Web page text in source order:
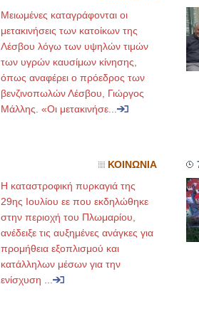
Μειωμένες καταγράφονται οι
μετακινήσεις των κατοίκων της
Λέσβου λόγω των υψηλών τιμών
των υγρών καυσίμων κίνησης,
όπως αναφέρει ο πρόεδρος των
βενζινοπωλών Λέσβου, Γιώργος
Μάλλης. «Οι μετακινήσε...
ΚΟΙΝΩΝΙΑ
Η καταστροφική πυρκαγιά της
29ης Ιουλίου εε που εκδηλώθηκε
στην περιοχή του Πλωμαρίου,
ανέδειξε τις αυξημένες ανάγκες για
προμήθεια εξοπλισμού και
κατάλληλων μέσων για την
ενίσχυση ...